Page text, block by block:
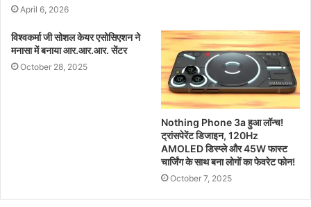
April 6, 2026
विश्वकर्मा जी सोशल केयर एसोसिएशन ने
मनासा में बनाया आर.आर.आर. सेंटर
October 28, 2025
Nothing Phone 3a हुआ लॉन्च!
ट्रांसपेरेंट डिजाइन, 120Hz
AMOLED डिस्प्ले और 45W फास्ट
चार्जिंग के साथ बना लोगों का फेवरेट फोन!
October 7, 2025